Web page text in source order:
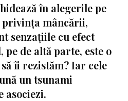
în alegerile pe
privința mâncării,
senzațiile cu efect
pe de altă parte, este o
îi rezistăm? Iar cele
un tsunami
asociezi.